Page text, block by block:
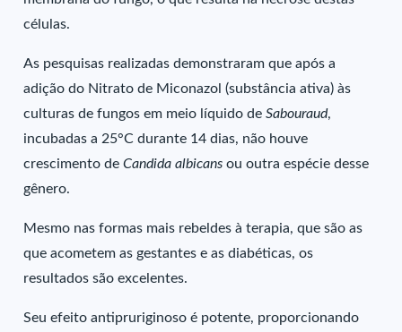
células.
As pesquisas realizadas demonstraram que após a
adição do Nitrato de Miconazol (substância ativa) às
culturas de fungos em meio líquido deSabouraud,
incubadas a 25°C durante 14 dias, não houve
crescimento de Candida albicans ou outra espécie desse
gênero.
Mesmo nas formas mais rebeldes à terapia, que são as
que acometem as gestantes e as diabéticas, os
resultados são excelentes.
Seu efeito antipruriginoso é potente, proporcionando